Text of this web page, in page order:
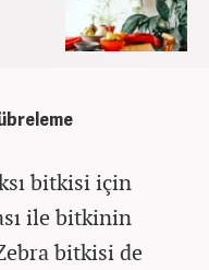
bitkisi için
ile bitkinin
bitkisi de